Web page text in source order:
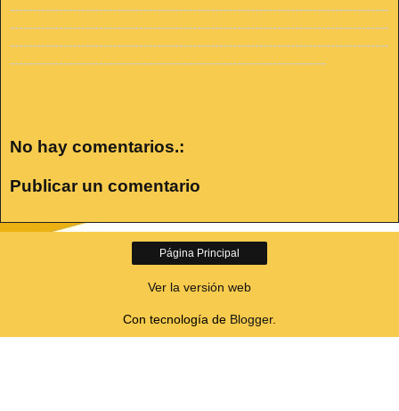
-------------------------------------------------------------------------------------
-------------------------------------------------------------------------------------
-------------------------------------------------------------------------------------
-----------------------------------------------------------------------
No hay comentarios.:
Publicar un comentario
Página Principal
Ver la versión web
Con tecnología de Blogger.